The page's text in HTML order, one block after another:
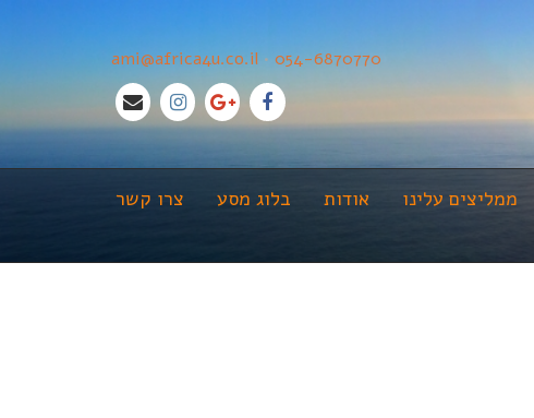
054-6870770
•
ami@africa4u.co.il
ממליצים עלינו אודות בלוג מסע צרו קשר